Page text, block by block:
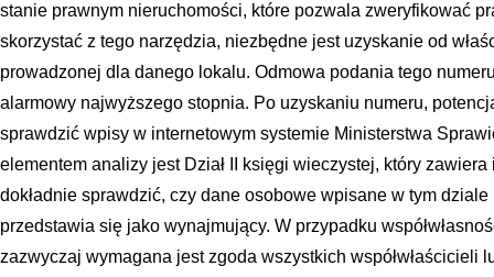
stanie prawnym nieruchomości, które pozwala zweryfikować
skorzystać z tego narzędzia, niezbędne jest uzyskanie od
prowadzonej dla danego lokalu. Odmowa podania tego
alarmowy najwyższego stopnia. Po uzyskaniu numeru,
sprawdzić wpisy w internetowym systemie Ministerstwa
elementem analizy jest Dział II księgi wieczystej, który
dokładnie sprawdzić, czy dane osobowe wpisane w tym
przedstawia się jako wynajmujący. W przypadku
zazwyczaj wymagana jest zgoda wszystkich współwłaścicieli